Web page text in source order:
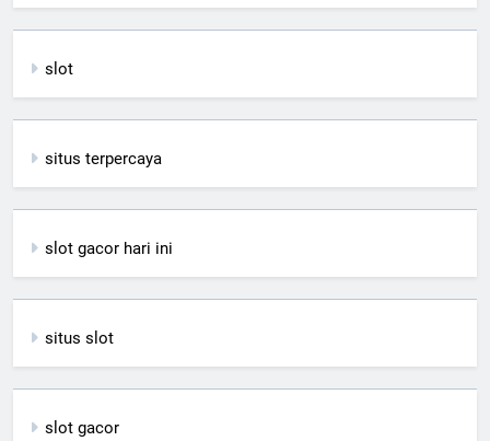
slot
situs terpercaya
slot gacor hari ini
situs slot
slot gacor